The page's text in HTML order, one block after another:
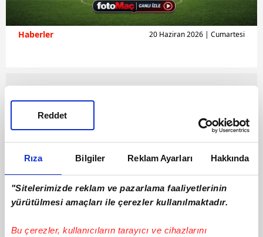
Rıza Bilgiler Reklam Ayarları Hakkında
"Sitelerimizde reklam ve pazarlama faaliyetlerinin
yürütülmesi amaçları ile çerezler kullanılmaktadır.
Bu çerezler, kullanıcıların tarayıcı ve cihazlarını
Reddet
Haberler 20 Haziran 2026 | Cumartesi